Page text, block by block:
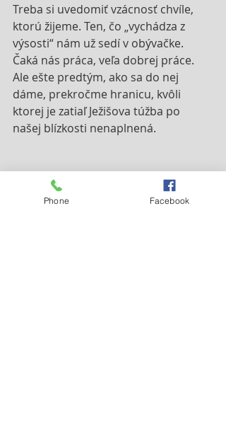
Treba si uvedomiť vzácnosť chvíle,
ktorú žijeme. Ten, čo „vychádza z
výsosti“ nám už sedí v obývačke.
Čaká nás práca, veľa dobrej práce.
Ale ešte predtým, ako sa do nej
dáme, prekročme hranicu, kvôli
ktorej je zatiaľ Ježišova túžba po
našej blízkosti nenaplnená.
Phone Facebook